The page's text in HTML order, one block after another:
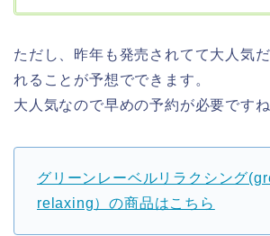
ただし、昨年も発売されてて大人気
れることが予想でできます。
大人気なので早めの予約が必要ですね
グリーンレーベルリラクシング
relaxing）の商品はこちら